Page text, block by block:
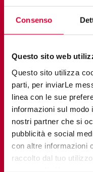
Consenso
Questo sito web
Questo sito utilizza
parti, per inviarLe
linea con le sue
informazioni sul
nostri partner che si
pubblicità e social
con altre informazioni
raccolto dal tuo
PERCORSI
Gres Porcelánico
22,5x45,3 60x60 RT
45x90 RT 20mm